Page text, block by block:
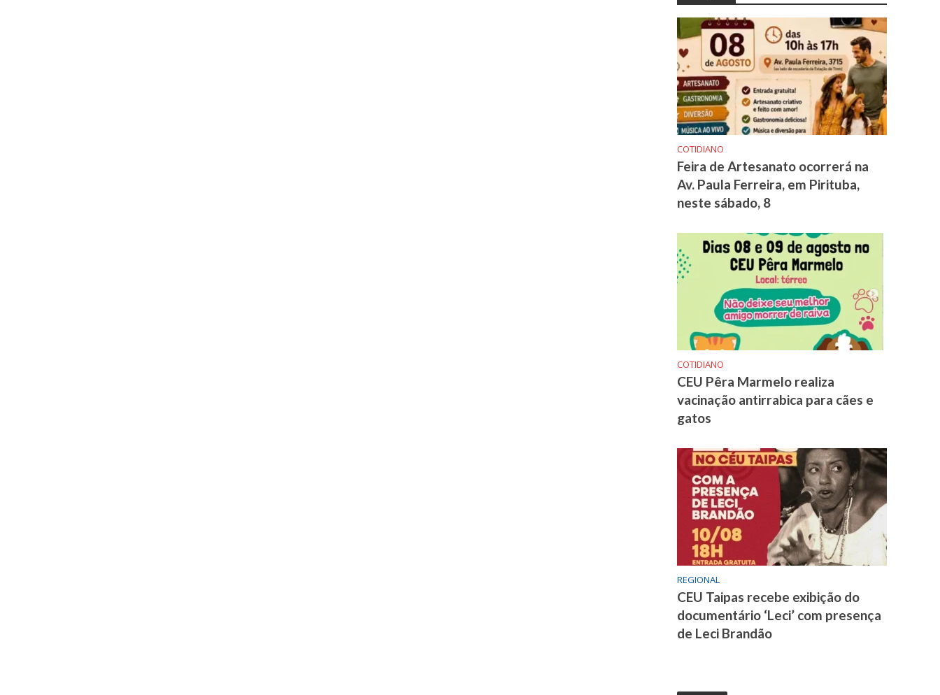
COTIDIANO
Feira de Artesanato ocorrerá na
Av. Paula Ferreira, em Pirituba,
neste sábado, 8
COTIDIANO
CEU Pêra Marmelo realiza
vacinação antirrabica para cães e
gatos
REGIONAL
CEU Taipas recebe exibição do
documentário ‘Leci’ com presença
de Leci Brandão